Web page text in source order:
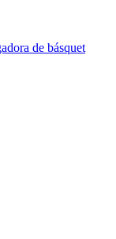
de básquet